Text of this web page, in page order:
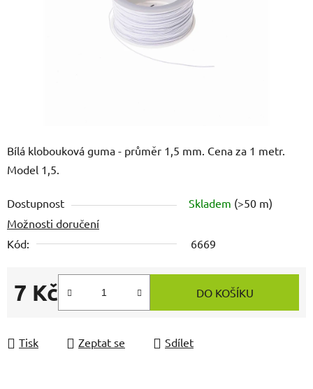
Bílá klobouková guma - průměr 1,5 mm. Cena za 1 metr.
Model 1,5.
Dostupnost Skladem (>50 m)
Možnosti doručení
Kód:
6669
7 Kč
Měrná cena:
DO KOŠÍKU
Tisk Zeptat se Sdílet